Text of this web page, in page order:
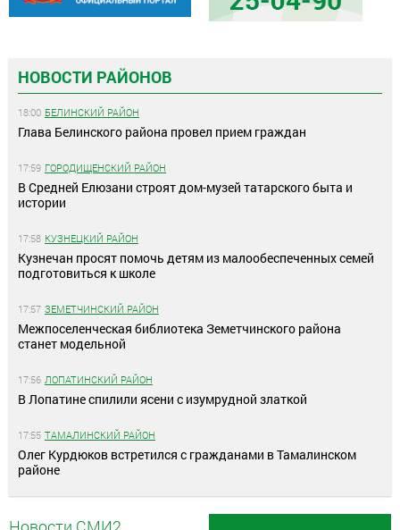
НОВОСТИ РАЙОНОВ
18:00 БЕЛИНСКИЙ РАЙОН
Глава Белинского района провел прием граждан
17:59 ГОРОДИЩЕНСКИЙ РАЙОН
В Средней Елюзани строят дом-музей татарского быта и
истории
17:58 КУЗНЕЦКИЙ РАЙОН
Кузнечан просят помочь детям из малообеспеченных семей
подготовиться к школе
17:57 ЗЕМЕТЧИНСКИЙ РАЙОН
Межпоселенческая библиотека Земетчинского района
станет модельной
17:56 ЛОПАТИНСКИЙ РАЙОН
В Лопатине спилили ясени с изумрудной златкой
17:55 ТАМАЛИНСКИЙ РАЙОН
Олег Курдюков встретился с гражданами в Тамалинском
районе